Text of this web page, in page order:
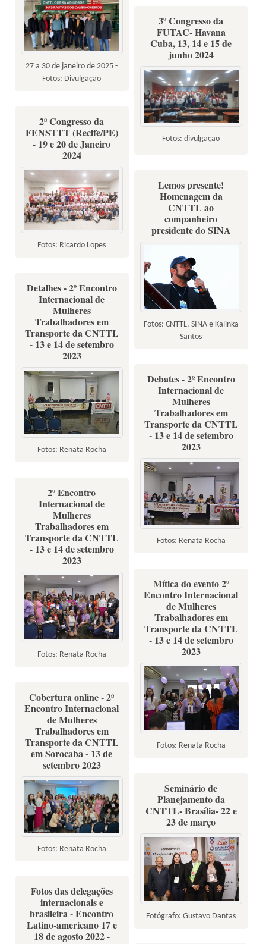
27 a 30 de janeiro de 2025 -
Fotos: Divulgação
3º Congresso da
FUTAC- Havana
Cuba, 13, 14 e 15 de
junho 2024
Fotos: divulgação
2º Congresso da
FENSTTT (Recife/PE)
- 19 e 20 de Janeiro
2024
Fotos: Ricardo Lopes
Lemos presente!
Homenagem da
CNTTL ao
companheiro
presidente do SINA
Fotos: CNTTL, SINA e Kalinka
Santos
Detalhes - 2º Encontro
Internacional de
Mulheres
Trabalhadores em
Transporte da CNTTL
- 13 e 14 de setembro
2023
Fotos: Renata Rocha
Debates - 2º Encontro
Internacional de
Mulheres
Trabalhadores em
Transporte da CNTTL
- 13 e 14 de setembro
2023
Fotos: Renata Rocha
2º Encontro
Internacional de
Mulheres
Trabalhadores em
Transporte da CNTTL
- 13 e 14 de setembro
2023
Fotos: Renata Rocha
Mítica do evento 2º
Encontro Internacional
de Mulheres
Trabalhadores em
Transporte da CNTTL
- 13 e 14 de setembro
2023
Fotos: Renata Rocha
Cobertura online - 2º
Encontro Internacional
de Mulheres
Trabalhadores em
Transporte da CNTTL
em Sorocaba - 13 de
setembro 2023
Fotos: Renata Rocha
Seminário de
Planejamento da
CNTTL- Brasília- 22 e
23 de março
Fotógrafo: Gustavo Dantas
Fotos das delegações
internacionais e
brasileira - Encontro
Latino-americano 17 e
18 de agosto 2022 -